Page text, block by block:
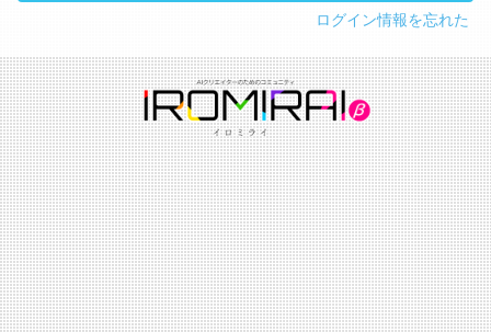
ログイン情報を忘れた